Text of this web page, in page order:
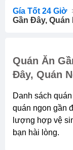
Gía Tốt 24 Giờ
Gần Đây,
Quán Ăn
Đây, Quán
Danh sách quán ăn gần đây, quán ăn ngon gần đây,
quán ngon gần
lượng hợp vệ
bạn hài lòng.